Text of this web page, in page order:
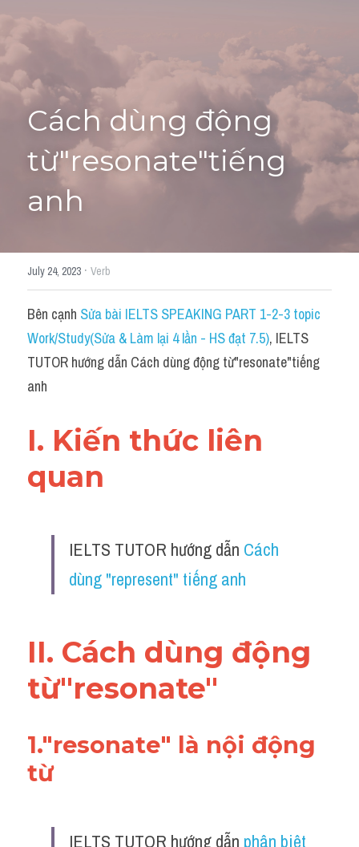
Cách dùng động
từ"resonate"tiếng
anh
July 24, 2023 · Verb
Bên cạnh Sửa bài IELTS SPEAKING PART 1-2-3 topic
Work/Study(Sửa & Làm lại 4 lần - HS đạt 7.5), IELTS
TUTOR hướng dẫn Cách dùng động từ"resonate"tiếng
anh
I. Kiến thức liên
quan
IELTS TUTOR hướng dẫn Cách
dùng "represent" tiếng anh
II. Cách dùng động
từ"resonate"
1."resonate" là nội động
từ
IELTS TUTOR hướng dẫn phân biệt